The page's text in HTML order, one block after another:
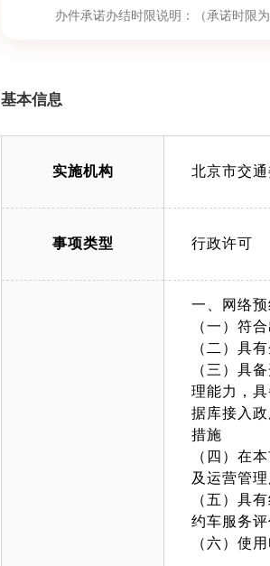
办件承诺办结时限说明： （承诺时限
基本信息
实施机构 北京市交
事项类型 行政许可
一、网络
（一）符
（二）具
（三）具
理能力，
据库接入
措施
（四）在
及运营管
（五）具
约车服务
（六）使